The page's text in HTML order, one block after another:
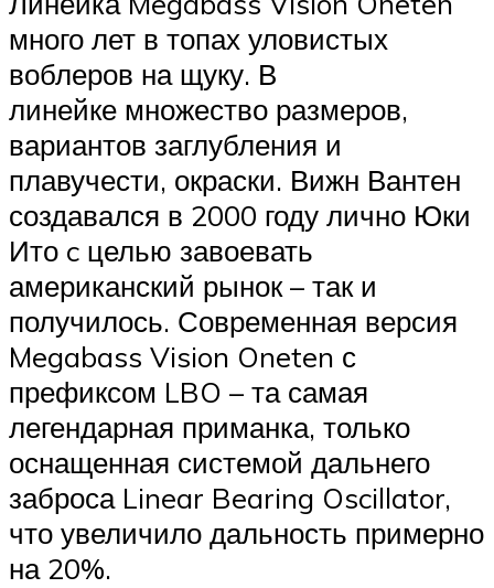
много лет в топах уловистых
воблеров на щуку. В
линейке множество размеров,
вариантов заглубления и
плавучести, окраски. Вижн Вантен
создавался в 2000 году лично Юки
Ито c целью завоевать
американский рынок – так и
получилось. Современная версия
Megabass Vision Oneten с
префиксом LBO – та самая
легендарная приманка, только
оснащенная системой дальнего
заброса Linear Bearing Oscillator,
что увеличило дальность примерно
на 20%.